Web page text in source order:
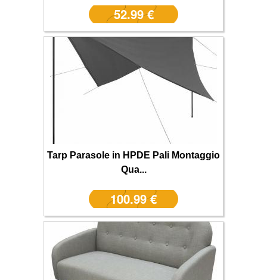
52.99 €
Tarp Parasole in HPDE Pali Montaggio
Qua...
100.99 €